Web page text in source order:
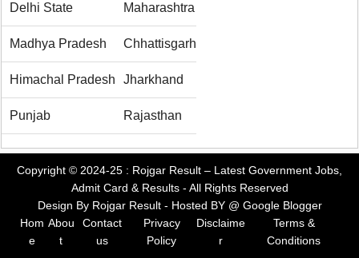
Delhi State Maharashtra
Madhya Pradesh Chhattisgarh
Himachal Pradesh Jharkhand
Punjab Rajasthan
Copyright © 2024-25 : Rojgar Result – Latest Government Jobs,
Admit Card & Results- All Rights Reserved
Design By Rojgar Result- Hosted BY @ Google Blogger
Hom
e
Abou
t
Contact
us
Privacy
Policy
Disclaime
r
Terms &
Conditions